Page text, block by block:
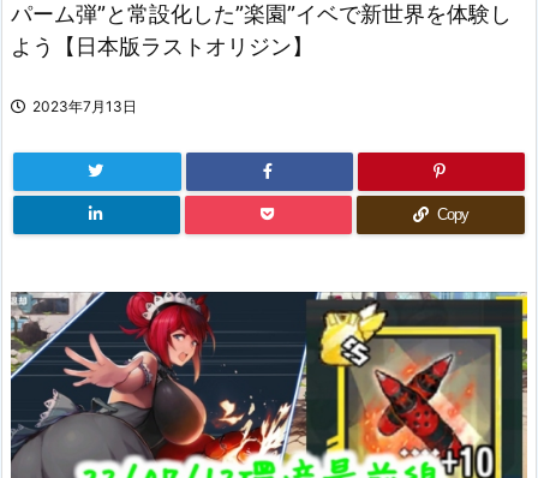
パーム弾”と常設化した”楽園”イベで新世界を体験し
よう【日本版ラストオリジン】
2023年7月13日
Copy